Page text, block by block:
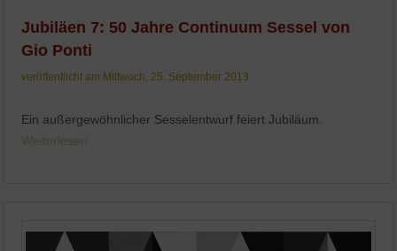
Jubiläen 7: 50 Jahre Continuum Sessel von
Gio Ponti
veröffentlicht am Mittwoch, 25. September 2013
Ein außergewöhnlicher Sesselentwurf feiert Jubiläum.
Weiterlesen